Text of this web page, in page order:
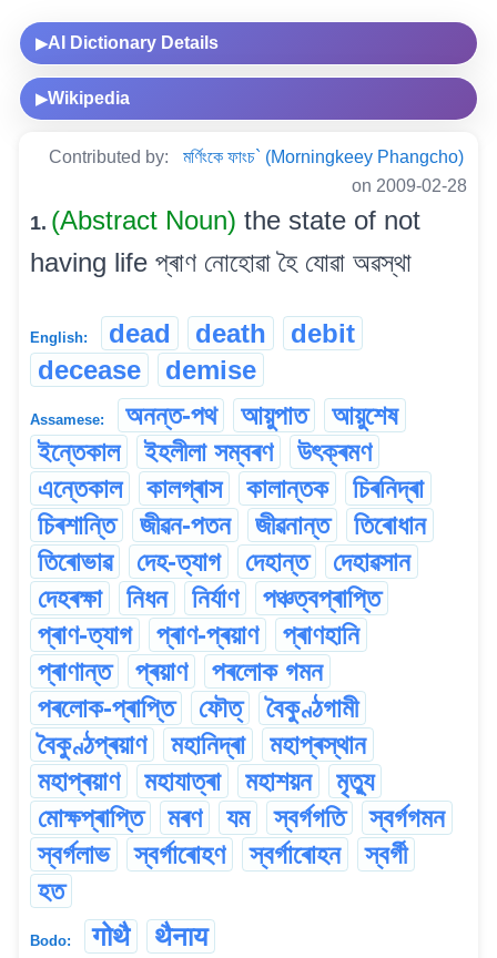
▶AI Dictionary Details
▶Wikipedia
Contributed by:
মৰ্ণিংকে ফাংচ` (Morningkeey Phangcho)
on 2009-02-28
1. (Abstract Noun) the state of not
having life প্ৰাণ নোহোৱা হৈ যোৱা অৱস্থা
English: dead death
debit
decease
demise
Assamese: অনন্ত-পথ আয়ুপাত
আয়ুশেষ
ইন্তেকাল
ইহলীলা সম্বৰণ
উৎক্ৰমণ
এন্তেকাল
কালগ্ৰাস কালান্তক
চিৰনিদ্ৰা
চিৰশান্তি
জীৱন-পতন জীৱনান্ত
তিৰোধান
তিৰোভাৱ
দেহ-ত্যাগ দেহান্ত
দেহাৱসান
দেহৰক্ষা
নিধন নিৰ্যাণ
পঞ্চত্বপ্ৰাপ্তি
প্ৰাণ-ত্যাগ
প্ৰাণ-প্ৰয়াণ
প্ৰাণহানি
প্ৰাণান্ত
প্ৰয়াণ
পৰলোক গমন
পৰলোক-প্ৰাপ্তি
ফৌত্
বৈকুণ্ঠগামী
বৈকুণ্ঠপ্ৰয়াণ
মহানিদ্ৰা
মহাপ্ৰস্থান
মহাপ্ৰয়াণ
মহাযাত্ৰা মহাশয়ন
মৃত্যু
মোক্ষপ্ৰাপ্তি
মৰণ যম স্বৰ্গগতি
স্বৰ্গগমন
স্বৰ্গলাভ
স্বৰ্গাৰোহণ স্বৰ্গাৰোহন
স্বৰ্গী
হত
Bodo: गोथै थैनाय